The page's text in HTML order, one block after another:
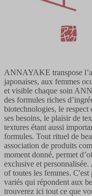
ANNAYAKE transpose
japonaises, aux femmes
et visible chaque soin
des formules riches
biotechnologies, le respect
ses besoins, le plaisir de
textures étant aussi
formules. Tout rituel de
association de produits
moment donné, permet
exclusive et
of toutes les femmes.
variés qui répondent aux
trouverez ici tout ce que